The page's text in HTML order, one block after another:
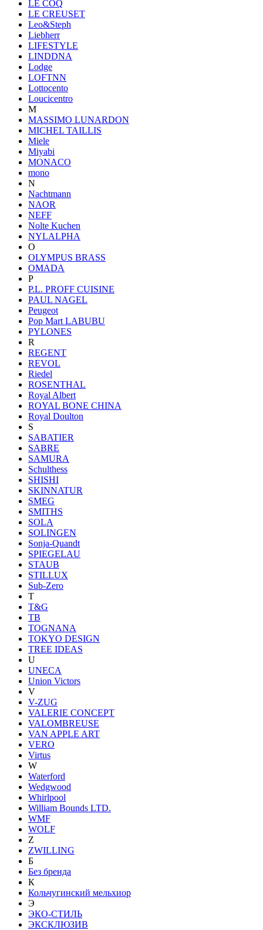
LE COQ
LE CREUSET
Leo&Steph
Liebherr
LIFESTYLE
LINDDNA
Lodge
LOFTNN
Lottocento
Loucicentro
M
MASSIMO LUNARDON
MICHEL TAILLIS
Miele
Miyabi
MONACO
mono
N
Nachtmann
NAOR
NEFF
Nolte Kuchen
NYLALPHA
O
OLYMPUS BRASS
OMADA
P
P.L. PROFF CUISINE
PAUL NAGEL
Peugeot
Pop Mart LABUBU
PYLONES
R
REGENT
REVOL
Riedel
ROSENTHAL
Royal Albert
ROYAL BONE CHINA
Royal Doulton
S
SABATIER
SABRE
SAMURA
Schulthess
SHISHI
SKINNATUR
SMEG
SMITHS
SOLA
SOLINGEN
Sonja-Quandt
SPIEGELAU
STAUB
STILLUX
Sub-Zero
T
T&G
TB
TOGNANA
TOKYO DESIGN
TREE IDEAS
U
UNECA
Union Victors
V
V-ZUG
VALERIE CONCEPT
VALOMBREUSE
VAN APPLE ART
VERO
Virtus
W
Waterford
Wedgwood
Whirlpool
William Bounds LTD.
WMF
WOLF
Z
ZWILLING
Б
Без бренда
К
Кольчугинский мельхиор
Э
ЭКО-СТИЛЬ
ЭКСКЛЮЗИВ